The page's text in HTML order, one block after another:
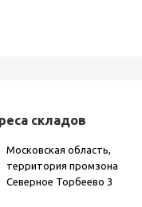
складов
Московская область,
территория промзона
Северное Торбеево 3